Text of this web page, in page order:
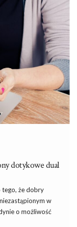
dotykowe dual
tego, że dobry
w
o możliwość